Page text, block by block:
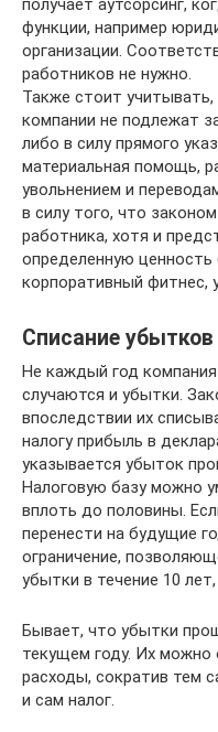
получает аутсорсинг,
функции, например
организации.
работников не нужно.
Также стоит
компании не подлежат
либо в силу прямого
материальная помощь,
увольнением и
в силу того, что
работника, хотя и
определенную ценность
корпоративный фитнес,
Списание
Не каждый год
случаются и убытки.
впоследствии их
налогу прибыль в
указывается убыток
Налоговую базу можно
вплоть до половины.
перенести на будущие
ограничение,
убытки в течение 10
Бывает, что убытки
текущем году. Их можно
расходы, сократив тем
и сам налог.